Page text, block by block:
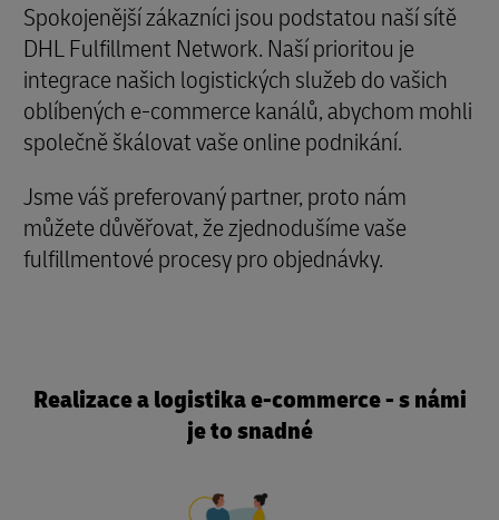
Spokojenější zákazníci jsou podstatou naší sítě
DHL Fulfillment Network. Naší prioritou je
integrace našich logistických služeb do vašich
oblíbených e-commerce kanálů, abychom mohli
společně škálovat vaše online podnikání.
Jsme váš preferovaný partner, proto nám
můžete důvěřovat, že zjednodušíme vaše
fulfillmentové procesy pro objednávky.
Realizace a logistika e-commerce - s námi
je to snadné